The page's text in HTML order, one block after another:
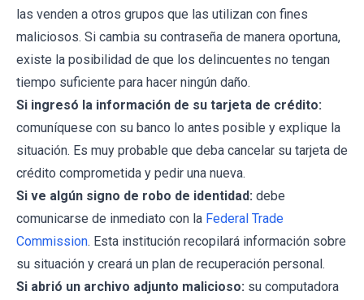
las venden a otros grupos que las utilizan con fines
maliciosos. Si cambia su contraseña de manera oportuna,
existe la posibilidad de que los delincuentes no tengan
tiempo suficiente para hacer ningún daño.
Si ingresó la información de su tarjeta de crédito:
comuníquese con su banco lo antes posible y explique la
situación. Es muy probable que deba cancelar su tarjeta de
crédito comprometida y pedir una nueva.
Si ve algún signo de robo de identidad: debe
comunicarse de inmediato con la Federal Trade
Commission. Esta institución recopilará información sobre
su situación y creará un plan de recuperación personal.
Si abrió un archivo adjunto malicioso: su computadora